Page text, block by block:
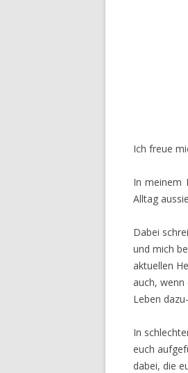
Ich freue
In meinem
Alltag
Dabei
und mich
aktuellen
auch, wenn
Leben
In
euch
dabei, die